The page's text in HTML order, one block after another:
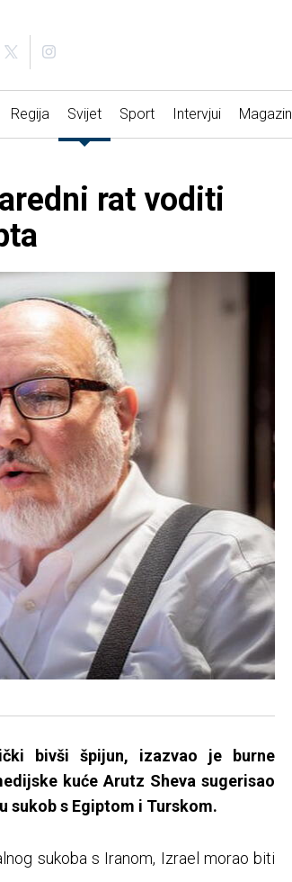
Regija Svijet Sport Intervjui Magazin
rat voditi
bivši špijun, izazvao je burne
kuće Arutz Sheva sugerisao
sukob s Egiptom i Turskom.
sukoba s Iranom, Izrael morao biti